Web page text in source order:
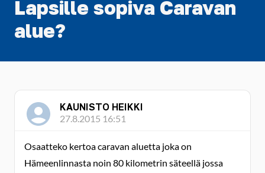
Lapsille sopiva Caravan
alue?
KAUNISTO HEIKKI
27.8.2015 16:51
Osaatteko kertoa caravan aluetta joka on
Hämeenlinnasta noin 80 kilometrin säteellä jossa